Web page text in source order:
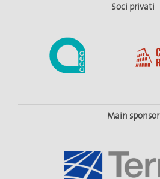
Soci privati
Main sponsor